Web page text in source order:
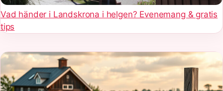
Vad händer i Landskrona i helgen? Evenemang & gratis
tips